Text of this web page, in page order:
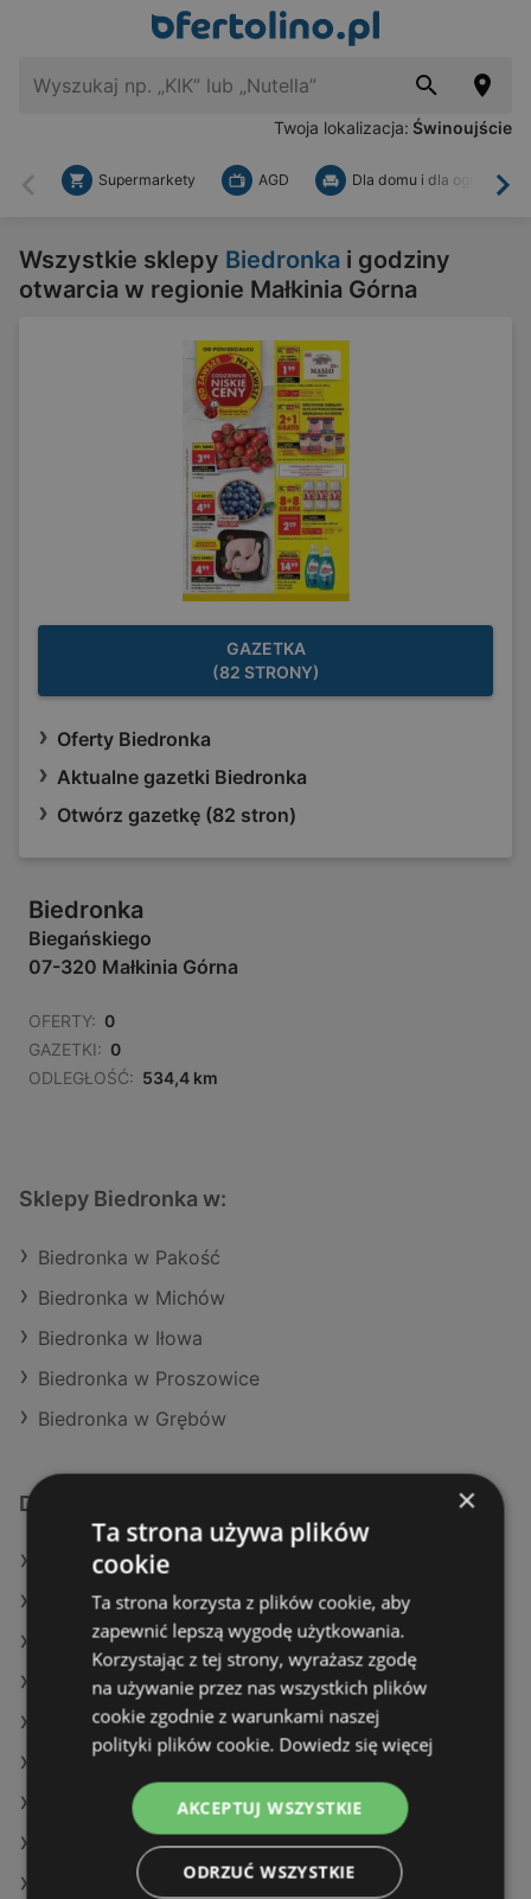
Twoja lokalizacja: Świnoujście
Wstecz
Supermarkety AGD Dla domu i dla ogrodu
Wszystkie sklepy Biedronka i godziny
otwarcia w regionie Małkinia Górna
GAZETKA
(82 STRONY)
Oferty Biedronka
Aktualne gazetki Biedronka
Otwórz gazetkę (82 stron)
Biedronka
Biegańskiego
07-320 Małkinia Górna
OFERTY: 0
GAZETKI: 0
ODLEGŁOŚĆ: 534,4 km
Sklepy Biedronka w:
Biedronka w Pakość
Biedronka w Michów
Biedronka w Iłowa
Biedronka w Proszowice
Biedronka w Grębów
Dodatkowe łącza
Oferty Biedronka
Oferty Kaufland
Oferty SPAR
Aktualne gazetki Netto
Aktualne gazetki Dino
Aktualne gazetki Gram Market
Aktualne gazetki E.Leclerc
Aktualne gazetki SPAR
Sklepy Biedronka w Międzyzdroje
×
Ta strona używa plików
cookie
Ta strona korzysta z plików cookie, aby
zapewnić lepszą wygodę użytkowania.
Korzystając z tej strony, wyrażasz zgodę
na używanie przez nas wszystkich plików
cookie zgodnie z warunkami naszej
polityki plików cookie. Dowiedz się więcej
AKCEPTUJ WSZYSTKIE
ODRZUĆ WSZYSTKIE